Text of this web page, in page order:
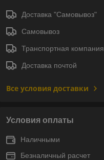
Доставка "Самовывоз"
Самовывоз
Транспортная компания
Доставка почтой
Все условия доставки
Условия оплаты
Наличными
Безналичный расчет